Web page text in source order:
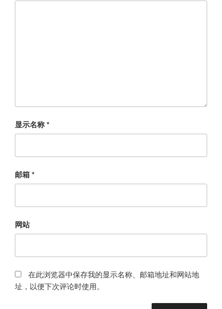
显示名称*
邮箱*
网站
在此浏览器中保存我的显示名称、邮箱地址和网站地
址，以便下次评论时使用。